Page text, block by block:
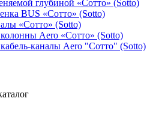
глубиной «Сотто» (Sotto)
BUS «Сотто» (Sotto)
«Сотто» (Sotto)
Aero «Сотто» (Sotto)
каналы Aero "Сотто" (Sotto)